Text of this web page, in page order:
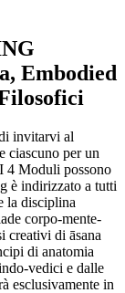
Embodied
invitarvi al
ciascuno per un
4 Moduli possono
è indirizzato a tutti
la disciplina
corpo-mente-
creativi di āsana
di anatomia
vedici e dalle
esclusivamente in